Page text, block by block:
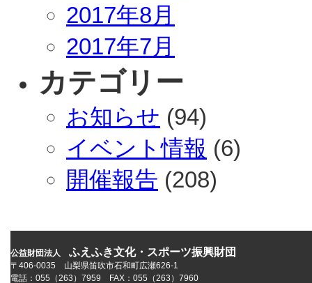
2017年8月
2017年7月
カテゴリー
お知らせ (94)
イベント情報 (6)
開催報告 (208)
公益財団法人 ふえふき文化・スポーツ振興財団
〒406-0035 山梨県笛吹市石和町広瀬626-1
電話：055（263）7959 FAX：055（263）7960